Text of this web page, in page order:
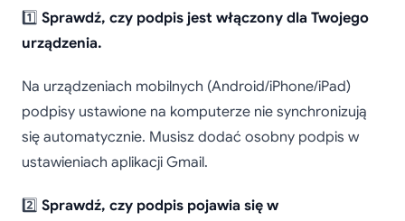
1️⃣ Sprawdź, czy podpis jest włączony dla Twojego
urządzenia.
Na urządzeniach mobilnych (Android/iPhone/iPad)
podpisy ustawione na komputerze nie synchronizują
się automatycznie. Musisz dodać osobny podpis w
ustawieniach aplikacji Gmail.
2️⃣ Sprawdź, czy podpis pojawia się w